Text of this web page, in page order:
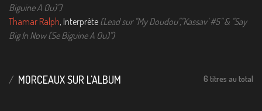
Biguine A Ou)")
Thamar Ralph, Interprète (Lead sur "My Doudou","Kassav' #5" & "Say
Big In Now (Se Biguine A Ou)")
MORCEAUX SUR L'ALBUM 6 titres au total